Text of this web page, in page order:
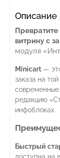
Описание
витрину с
модуля
Minicart —
заказа на
редакцию
инфоблоках.
Быстрый